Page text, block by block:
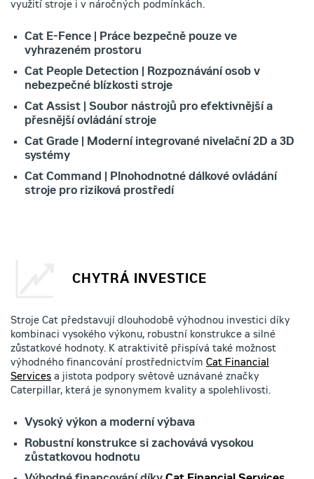
využití stroje i v náročných podmínkách.
Cat E-Fence | Práce bezpečně pouze ve
vyhrazeném prostoru
Cat People Detection | Rozpoznávání osob v
nebezpečné blízkosti stroje
Cat Assist | Soubor nástrojů pro efektivnější a
přesnější ovládání stroje
Cat Grade | Moderní integrované nivelační 2D a 3D
systémy
Cat Command | Plnohodnotné dálkové ovládání
stroje pro riziková prostředí
CHYTRÁ INVESTICE
Stroje Cat představují dlouhodobě výhodnou investici díky
kombinaci vysokého výkonu, robustní konstrukce a silné
zůstatkové hodnoty. K atraktivitě přispívá také možnost
výhodného financování prostřednictvím Cat Financial
Services a jistota podpory světově uznávané značky
Caterpillar, která je synonymem kvality a spolehlivosti.
Vysoký výkon a moderní výbava
Robustní konstrukce si zachovává vysokou
zůstatkovou hodnotu